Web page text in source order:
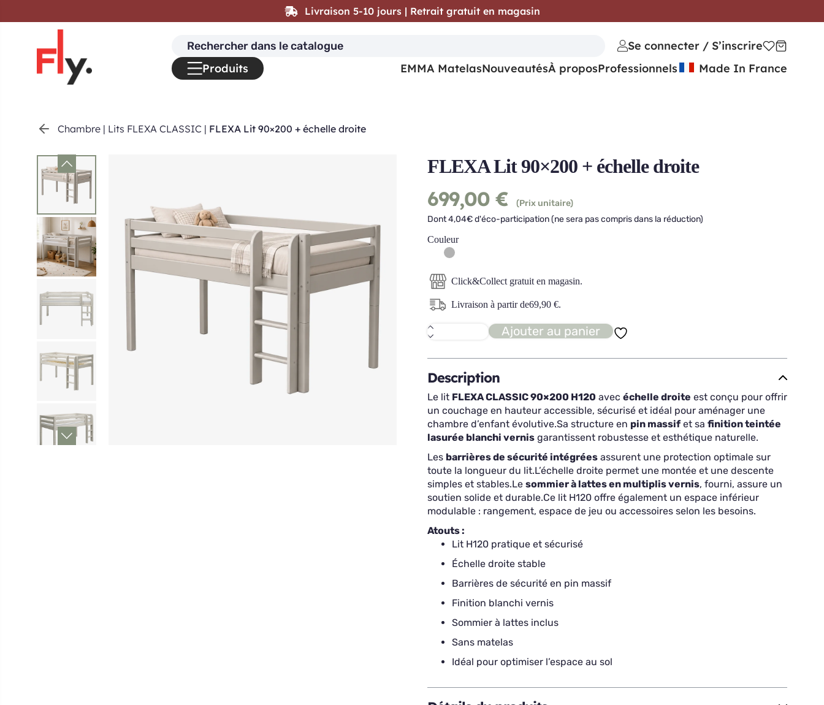
Chambre | Lits FLEXA CLASSIC | FLEXA Lit 90×200 + échelle droite
FLEXA Lit 90×200 + échelle droite
699,00 €
(Prix unitaire)
Dont 4,04€ d'éco-participation (ne sera pas compris dans la réduction)
Couleur
Click&Collect gratuit en magasin.
Livraison à partir de69,90 €.
quantité
de
Lit
90x200
+
échelle
droite
Ajouter au panier
Description
Le lit FLEXA CLASSIC 90×200 H120 avec échelle droite est conçu pour offrir
un couchage en hauteur accessible, sécurisé et idéal pour aménager une
chambre d’enfant évolutive.Sa structure en pin massif et sa finition teintée
lasurée blanchi vernis garantissent robustesse et esthétique naturelle.
Les barrières de sécurité intégrées assurent une protection optimale sur
toute la longueur du lit.L’échelle droite permet une montée et une descente
simples et stables.Le sommier à lattes en multiplis vernis, fourni, assure un
soutien solide et durable.Ce lit H120 offre également un espace inférieur
modulable : rangement, espace de jeu ou accessoires selon les besoins.
Atouts :
Lit H120 pratique et sécurisé
Échelle droite stable
Barrières de sécurité en pin massif
Finition blanchi vernis
Sommier à lattes inclus
Sans matelas
Idéal pour optimiser l’espace au sol
Livraison 5-10 jours | Retrait gratuit en magasin
Search
for:
Se connecter / S’inscrire
Produits
EMMA MatelasNouveautésÀ proposProfessionnels Made In France